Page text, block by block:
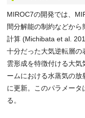
MIROC7の開発では、
間分解能の制約などか
計算 (Michibata et al.
十分だった大気逆転層
雲形成を特徴付ける大
ームにおける水蒸気の
に更新。このパラメー
る。